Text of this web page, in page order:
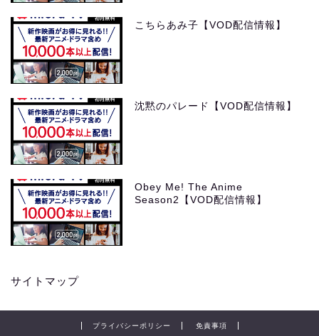
こちらあみ子【VOD配信情報】
沈黙のパレード【VOD配信情報】
Obey Me! The Anime
Season2【VOD配信情報】
サイトマップ
プライバシーポリシー 免責事項